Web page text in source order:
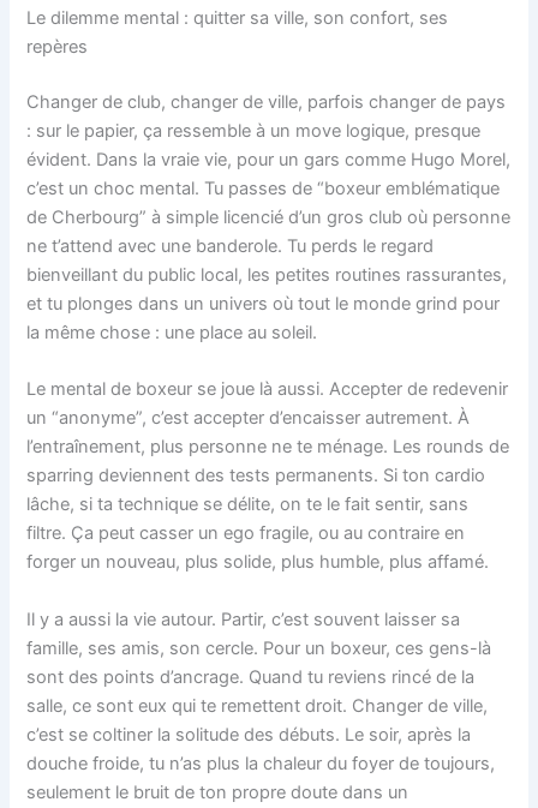
Le dilemme mental : quitter sa ville, son confort, ses
repères
Changer de club, changer de ville, parfois changer de pays
: sur le papier, ça ressemble à un move logique, presque
évident. Dans la vraie vie, pour un gars comme Hugo Morel,
c’est un choc mental. Tu passes de “boxeur emblématique
de Cherbourg” à simple licencié d’un gros club où personne
ne t’attend avec une banderole. Tu perds le regard
bienveillant du public local, les petites routines rassurantes,
et tu plonges dans un univers où tout le monde grind pour
la même chose : une place au soleil.
Le mental de boxeur se joue là aussi. Accepter de redevenir
un “anonyme”, c’est accepter d’encaisser autrement. À
l’entraînement, plus personne ne te ménage. Les rounds de
sparring deviennent des tests permanents. Si ton cardio
lâche, si ta technique se délite, on te le fait sentir, sans
filtre. Ça peut casser un ego fragile, ou au contraire en
forger un nouveau, plus solide, plus humble, plus affamé.
Il y a aussi la vie autour. Partir, c’est souvent laisser sa
famille, ses amis, son cercle. Pour un boxeur, ces gens-là
sont des points d’ancrage. Quand tu reviens rincé de la
salle, ce sont eux qui te remettent droit. Changer de ville,
c’est se coltiner la solitude des débuts. Le soir, après la
douche froide, tu n’as plus la chaleur du foyer de toujours,
seulement le bruit de ton propre doute dans un